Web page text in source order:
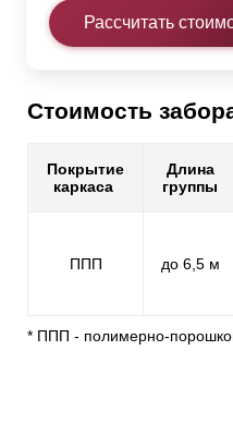
Рассчитать
Стоимость
Покрытие
каркаса
Длина
группы
ППП до 6,5 м
* ППП - полимерно-